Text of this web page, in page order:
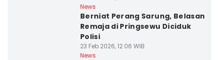
News
Berniat Perang Sarung, Belasan
Remaja di Pringsewu Diciduk
Polisi
23 Feb 2026, 12:06 WIB
News